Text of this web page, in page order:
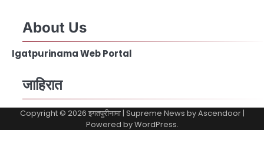
About Us
Igatpurinama Web Portal
जाहिरात
Copyright © 2026 इगतपुरीनामा| Supreme News byAscendoor|
Powered byWordPress.